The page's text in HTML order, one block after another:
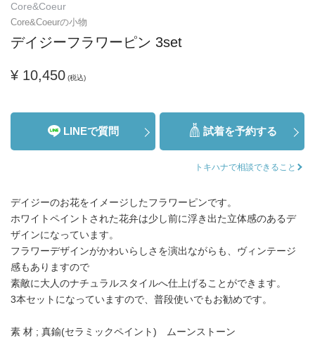
Core&Coeur
Core&Coeurの小物
デイジーフラワーピン 3set
¥ 10,450 (税込)
LINEで質問 試着を予約する
トキハナで相談できること
デイジーのお花をイメージしたフラワーピンです。
ホワイトペイントされた花弁は少し前に浮き出た立体感のあるデ
ザインになっています。
フラワーデザインがかわいらしさを演出ながらも、ヴィンテージ
感もありますので
素敵に大人のナチュラルスタイルへ仕上げることができます。
3本セットになっていますので、普段使いでもお勧めです。
素 材 ; 真鍮(セラミックペイント) ムーンストーン